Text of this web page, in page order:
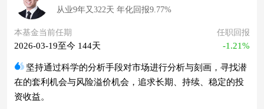
从业9年又322天 年化回报9.77%
本基金当前任期
2026-03-19至今 144天
任职回报
-1.21%
坚持通过科学的分析手段对市场进行分析与刻画，寻找潜
在的套利机会与风险溢价机会，追求长期、持续、稳定的投
资收益。